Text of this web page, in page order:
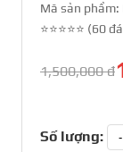
Mã sản phẩm:
⭐⭐⭐⭐⭐ (60
1,500,000 đ
Số lượng: -